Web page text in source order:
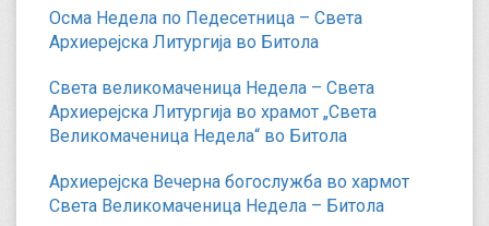
Осма Недела по Педесетница – Света
Архиерејска Литургија во Битола
Света великомаченица Недела – Света
Архиерејска Литургија во храмот „Света
Великомаченица Недела“ во Битола
Архиерејска Вечерна богослужба во хармот
Света Великомаченица Недела – Битола